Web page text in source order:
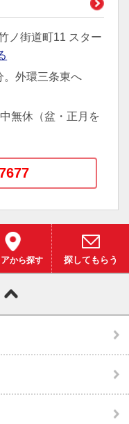
ノ街道町11 スター
。外環三条東へ
無休（盆・正月を
から探す 探してもらう